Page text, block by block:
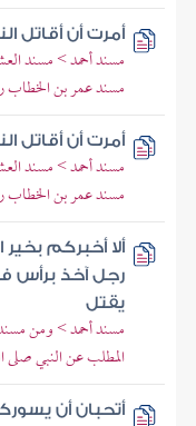
أمرت أن أقاتل
مسند أحمد > مسند
مسند عمر بن الخطاب
أمرت أن أقاتل
مسند أحمد > مسند
مسند عمر بن الخطاب
ألا أخبركم
رجل آخذ برأس
يقتل
مسند أحمد > ومن
المطلب عن النبي صلى
أتحبان أن